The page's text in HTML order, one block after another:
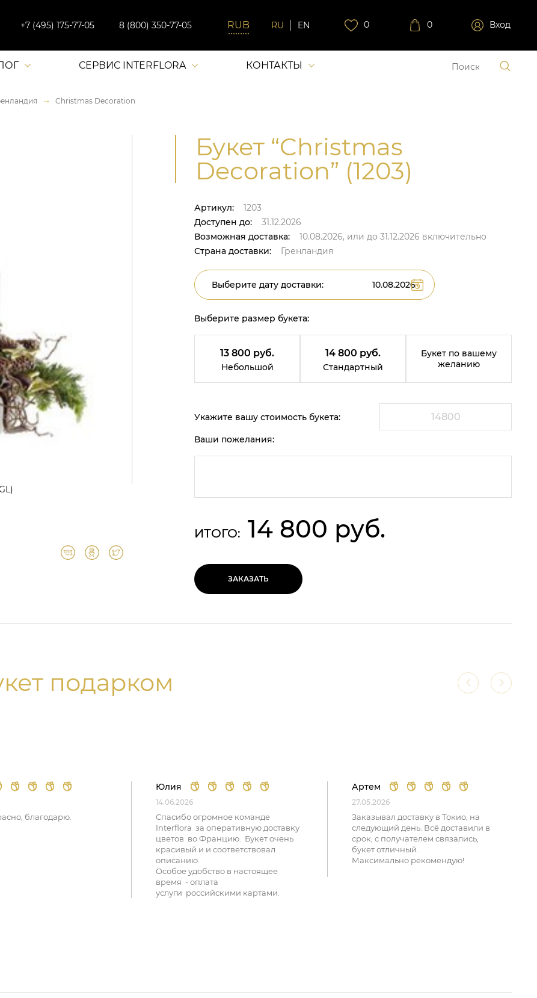
+7 (495) 175-77-05 8 (800) 350-77-05 RU EN 0 0 Вход
СЕРВИС INTERFLORA КОНТАКТЫ
Christmas Decoration
Букет “Christmas
Decoration” (1203)
Артикул:
1203
Доступен до:
31.12.2026
Возможная доставка:
10.08.2026, или до 31.12.2026 включительно
Страна доставки:
Гренландия
Выберите дату доставки:
Выберите размер букета:
13 800 руб.
Небольшой
14 800 руб.
Стандартный
Букет по вашему
желанию
Укажите вашу стоимость букета:
Ваши пожелания:
ИТОГО: 14 800 руб.
ЗАКАЗАТЬ
подарком
благодарю.
Юлия
14.06.2026
Спасибо огромное команде
Interflora за оперативную доставку
цветов во Францию. Букет очень
красивый и и соответствовал
описанию.
Особое удобство в настоящее
время - оплата
услуги российскими картами.
Артем
27.05.2026
Заказывал доставку в Токио, на
следующий день. Всё доставили в
срок, с получателем связались,
букет отличный.
Максимально рекомендую!